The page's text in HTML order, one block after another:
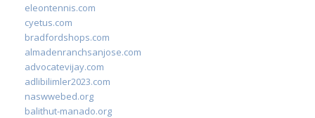
eleontennis.com
cyetus.com
bradfordshops.com
almadenranchsanjose.com
advocatevijay.com
adlibilimler2023.com
naswwebed.org
balithut-manado.org